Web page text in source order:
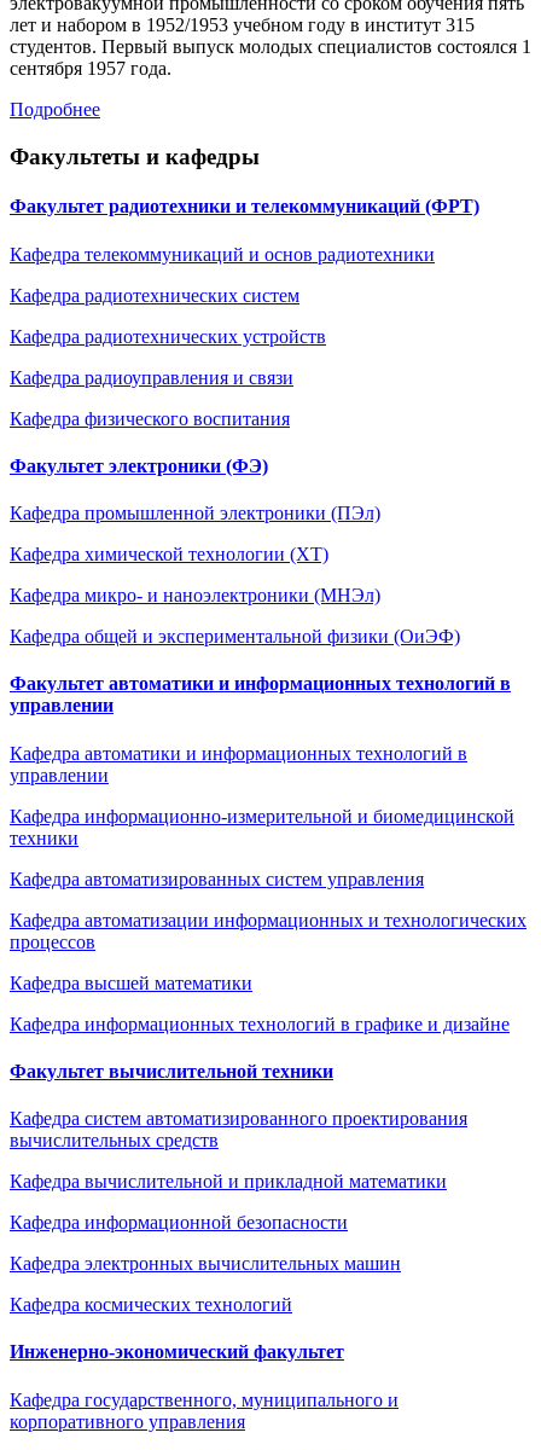
лет и набором в 1952/1953 учебном году в институт 315
студентов. Первый выпуск молодых специалистов состоялся 1
сентября 1957 года.
Подробнее
Факультеты и кафедры
Факультет радиотехники и телекоммуникаций (ФРТ)
Кафедра телекоммуникаций и основ радиотехники
Кафедра радиотехнических систем
Кафедра радиотехническиx устройств
Кафедра радиоуправления и связи
Кафедра физического воспитания
Факультет электроники (ФЭ)
Кафедра промышленной электроники (ПЭл)
Кафедра химической технологии (ХТ)
Кафедра микро- и наноэлектроники (МНЭл)
Кафедра общей и экспериментальной физики (ОиЭФ)
Факультет автоматики и информационных технологий в
управлении
Кафедра автоматики и информационных технологий в
управлении
Кафедра информационно-измерительной и биомедицинской
техники
Кафедра автоматизированных систем управления
Кафедра автоматизации информационных и технологических
процессов
Кафедра высшей математики
Кафедра информационных технологий в графике и дизайне
Факультет вычислительной техники
Кафедра систем автоматизированного проектирования
вычислительных средств
Кафедра вычислительной и прикладной математики
Кафедра информационной безопасности
Кафедра электронных вычислительных машин
Кафедра космических технологий
Инженерно-экономический факультет
Кафедра государственного, муниципального и
корпоративного управления